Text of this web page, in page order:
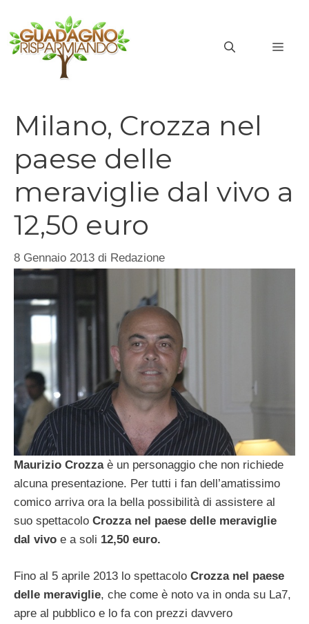
contenuto
Milano, Crozza nel
paese delle
meraviglie dal vivo a
12,50 euro
8 Gennaio 2013 di Redazione
Maurizio Crozzaè un personaggio che non richiede
alcuna presentazione. Per tutti i fan dell’amatissimo
comico arriva ora la bella possibilità di assistere al
suo spettacolo Crozza nel paese delle meraviglie
dal vivo e a soli 12,50 euro.
Fino al 5 aprile 2013 lo spettacolo Crozza nel paese
delle meraviglie, che come è noto va in onda su La7,
apre al pubblico e lo fa con prezzi davvero